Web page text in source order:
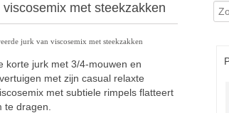
met steekzakken
jurk van viscosemix met steekzakken
korte jurk met 3/4-mouwen en
met zijn casual relaxte
met subtiele rimpels flatteert
te dragen.